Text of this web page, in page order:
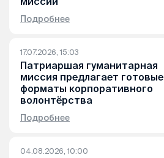
Подробнее
17.07.2026, 15:03
Патриаршая гуманитарная
миссия предлагает готовые
форматы корпоративного
волонтёрства
Подробнее
04.08.2026, 10:00